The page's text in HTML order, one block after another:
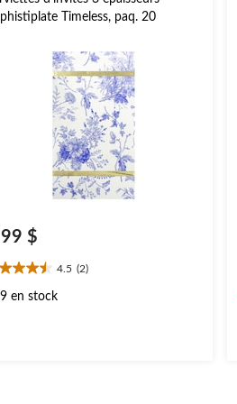
Timeless, paq. 20
$
4.5 (2)
9 en stock